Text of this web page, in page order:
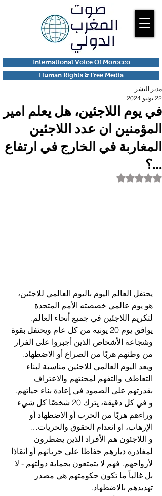
Human Rights & Free Media
International Voice Of Morocco
في يوم اللاجئين، هل يعلم امير
المؤمنين ان عدد اللاجئين
المغاربة في الخارج في ارتفاع
…؟
مدير النشر
22 يونيو 2024
تم التقييم بـ ليس رقمًا من أصل 5 نجوم.
يحتفل العالم اليوم باليوم العالمي للاجئين،
هو يوم عالمي خصصته الأمم المتحدة
لتكريم اللاجئين في جميع أنحاء العالم.
يوافق يوم 20 يونيه من كل عام ويحتفل بقوة
وشجاعة الأشخاص الذين أجبروا على الفرار
من وطنهم هربًا من الصراع أو الاضطهاد.
ويعد اليوم العالمي للاجئين مناسبة لبناء
التعاطف والتفهم لمحنتهم والاعتراف
بقدرتهم على الصمود في إعادة بناء حياتهم.
و في كل دقيقة، يترك 20 شخصًا كل شيء
وراءهم هربًا من الحرب أو الاضطهاد أو
الإرهاب، او انعدام الحقوق والحريات…
و اللاجئون هم الأفراد الذين يضطرون
لمغادرة ديارهم حفاظا على حرياتهم أو انقاذا
لأرواحهم. فهم لا يتمتعون بحماية دولتهم - لا
بل غالباً ما تكون حكومتهم هي مصدر
تهديدهم بالاضطهاد.